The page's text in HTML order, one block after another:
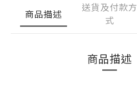
商品描述
送貨及付款方
式
商品描述